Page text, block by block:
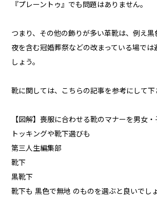
『プレーントゥ』でも問題はありません。
つまり、その他の飾りが多い革靴は、例え黒
夜を含む冠婚葬祭などの改まっている場では
しょう。
靴に関しては、こちらの記事を参考にして下
【図解】喪服に合わせる靴のマナーを男女
トッキングや靴下選びも
第三人生編集部
靴下
黒靴下
靴下も 黒色で無地 のものを選ぶと良いでしょ